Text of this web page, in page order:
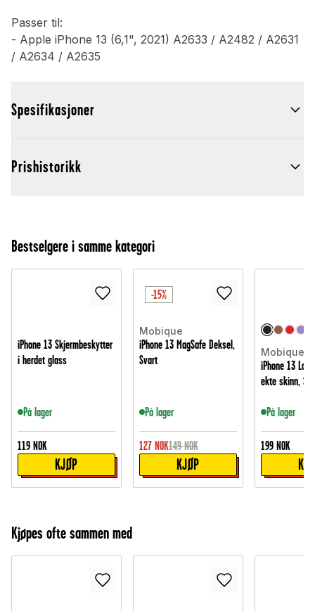
Passer til:
- Apple iPhone 13 (6,1", 2021) A2633 / A2482 / A2631
/ A2634 / A2635
Spesifikasjoner
Prishistorikk
Bestselgere i samme kategori
iPhone 13 Skjermbeskytter
i herdet glass
På lager
119 NOK
KJØP
-15%
Mobique
iPhone 13 MagSafe Deksel,
Svart
På lager
127 NOK149 NOK
KJØP
Mobique
iPhone 13
ekte skinn,
På lager
199 NOK
Kjøpes ofte sammen med